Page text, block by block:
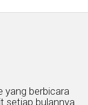
yang berbicara
setiap bulannya